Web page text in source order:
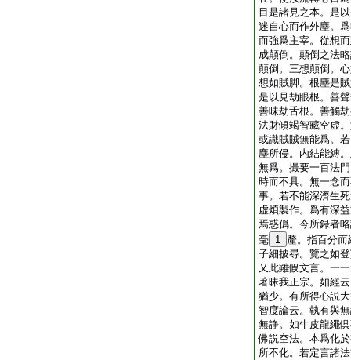
目是諸見之本。是
迷自心而作外塵。
而強爲主宰。從想
成顛倒。顛倒之法
顛倒。三想顛倒。
想如賊脚。根塵是
是以見劫眼根。善
善味劫舌根。善觸
法財傾竭智藏空虚
或識賊賊無能爲。
塵所侵。内結能縛
無爲。撮要一百法
時而不具。無一念
事。若不能深濟生
虚煩製作。爲有深
焉惑僞。今所録者
毫 1 釐。指百分
子細披尋。覽之如
又此雖假文言。一
著昧我正宗。如經
猶少。有所得心説
智度論云。執有與
無諍。如牛皮龍繩
佛説空法。本爲化
所不化。若定言諸